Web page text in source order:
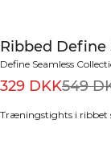
Ribbed Define
Define Seamless
329 DKK549
Træningstights i ribbet